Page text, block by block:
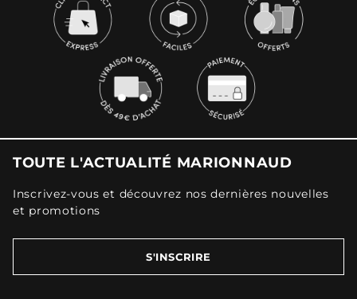
TOUTE L'ACTUALITÉ MARIONNAUD
Inscrivez-vous et découvrez nos dernières nouvelles
et promotions
S'INSCRIRE